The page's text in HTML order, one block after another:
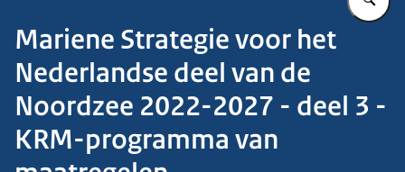
Mariene Strategie voor het
Nederlandse deel van de
Noordzee 2022-2027 - deel 3 -
KRM-programma van